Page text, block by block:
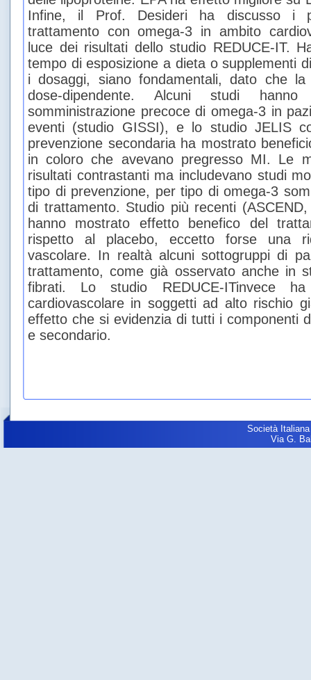
Infine, il Prof. Desideri ha discusso i
trattamento con omega-3 in ambito
luce dei risultati dello studio REDUCE-IT.
tempo di esposizione a dieta o supplementi
i dosaggi, siano fondamentali, dato che
dose-dipendente. Alcuni studi
somministrazione precoce di omega-3 in
eventi (studio GISSI), e lo studio JELIS
prevenzione secondaria ha mostrato
in coloro che avevano pregresso MI. Le
risultati contrastanti ma includevano studi
tipo di prevenzione, per tipo di omega-3
di trattamento. Studio più recenti
hanno mostrato effetto benefico del
rispetto al placebo, eccetto forse una
vascolare. In realtà alcuni sottogruppi di
trattamento, come già osservato anche in
fibrati. Lo studio REDUCE-ITinvece
cardiovascolare in soggetti ad alto rischio
effetto che si evidenzia di tutti i componenti
e secondario.
Società
Via G.